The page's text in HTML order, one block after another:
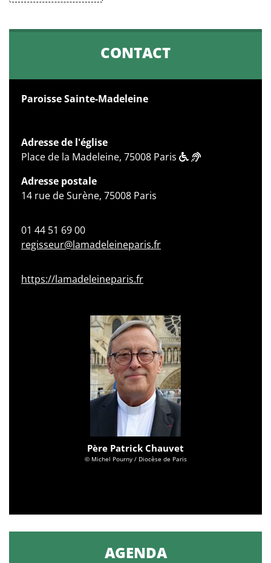
CONTACT
Paroisse Sainte-Madeleine
Adresse de l'église
Place de la Madeleine, 75008 Paris
Adresse postale
14 rue de Surène, 75008 Paris
01 44 51 69 00
regisseur@lamadeleineparis.fr
https://lamadeleineparis.fr
Père Patrick Chauvet
© Michel Pourny / Diocèse de Paris
AGENDA